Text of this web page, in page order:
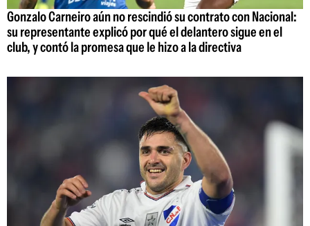
Gonzalo Carneiro aún no rescindió su contrato con Nacional:
su representante explicó por qué el delantero sigue en el
club, y contó la promesa que le hizo a la directiva